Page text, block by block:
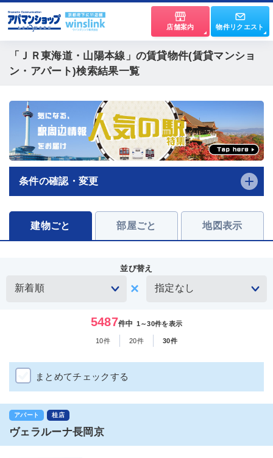
店舗案内 物件リクエスト
「ＪＲ東海道・山陽本線」 の賃貸物件(賃貸マンショ
ン・アパート)検索結果一覧
条件の確認・変更
建物ごと 部屋ごと 地図表示
並び替え
5487件中 1～30件を表示
10件 20件 30件
まとめてチェックする
アパート 桂店
ヴェラルーナ長岡京